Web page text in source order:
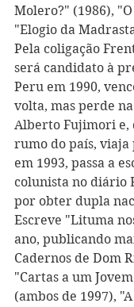
Molero?" (1986),
"Elogio da
Pela coligação
será candidato à
Peru em 1990,
volta, mas perde
Alberto Fujimori e,
rumo do país, viaja
em 1993, passa a
colunista no diário
por obter dupla
Escreve "Lituma
ano, publicando
Cadernos de Dom
"Cartas a um
(ambos de 1997),